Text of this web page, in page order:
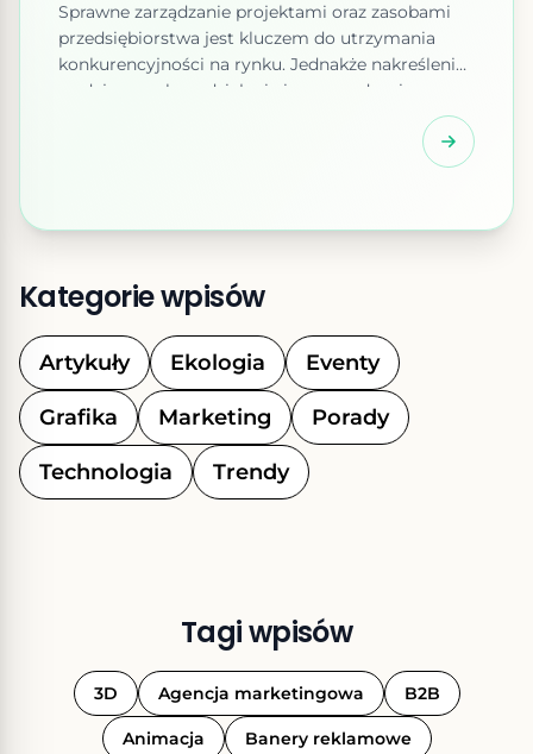
Sprawne zarządzanie projektami oraz zasobami
przedsiębiorstwa jest kluczem do utrzymania
konkurencyjności na rynku. Jednakże nakreślenie
wydajnego planu działania i wprowadzenie go w
zarządzanie procesowe różni się od tradycyjnego
modelu? Realia współczesnego biznesu sprawiają,
Kategorie wpisów
Artykuły Ekologia Eventy
Grafika Marketing Porady
Technologia Trendy
Tagi wpisów
3D Agencja marketingowa B2B
Animacja Banery reklamowe